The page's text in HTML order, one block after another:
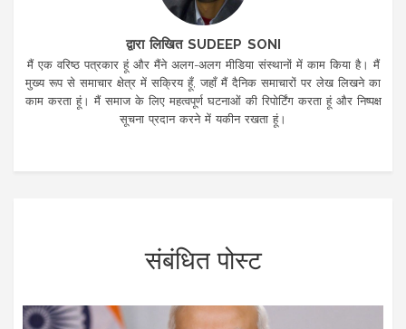
द्वारा लिखित SUDEEP SONI
मैं एक वरिष्ठ पत्रकार हूं और मैंने अलग-अलग मीडिया संस्थानों में काम किया है। मैं
मुख्य रूप से समाचार क्षेत्र में सक्रिय हूँ, जहाँ मैं दैनिक समाचारों पर लेख लिखने का
काम करता हूं। मैं समाज के लिए महत्वपूर्ण घटनाओं की रिपोर्टिंग करता हूं और निष्पक्ष
सूचना प्रदान करने में यकीन रखता हूं।
संबंधित पोस्ट